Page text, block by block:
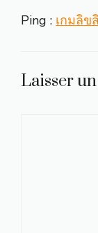
Ping : เกมลิข
Laisser